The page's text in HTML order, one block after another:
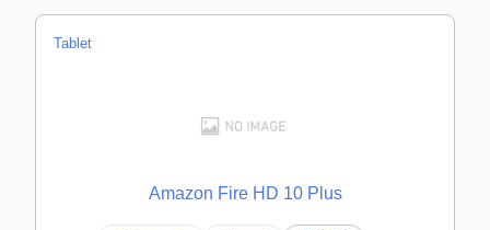
Tablet
Amazon Fire HD 10 Plus